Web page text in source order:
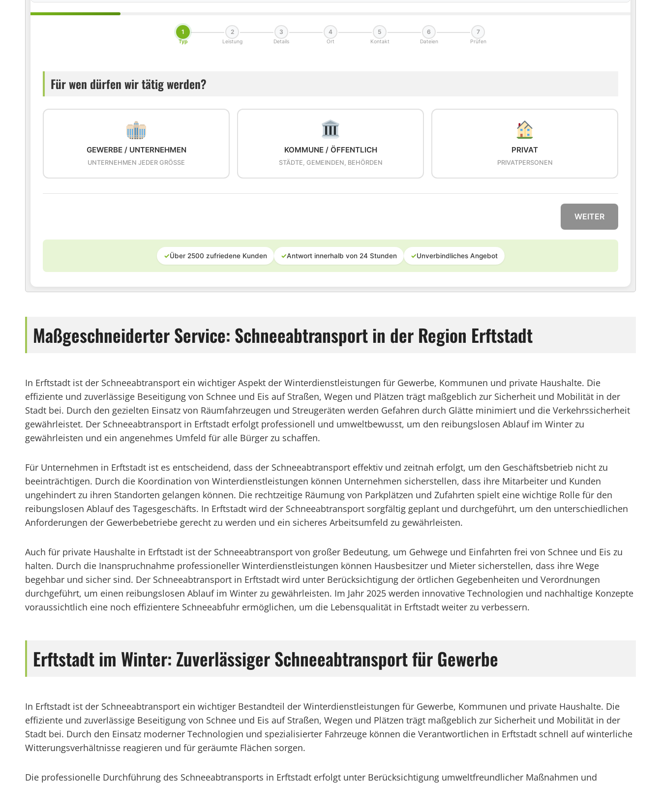
1
Typ
2
Leistung
3
Details
4
Ort
5
Kontakt
6
Dateien
7
Prüfen
Für wen dürfen wir tätig werden?
GEWERBE / UNTERNEHMEN
UNTERNEHMEN JEDER GRÖSSE
KOMMUNE / ÖFFENTLICH
STÄDTE, GEMEINDEN, BEHÖRDEN
PRIVAT
PRIVATPERSONEN
WEITER
✓Über 2500 zufriedene Kunden ✓Antwort innerhalb von 24 Stunden ✓Unverbindliches Angebot
Maßgeschneiderter Service: Schneeabtransport in der Region Erftstadt
In Erftstadt ist der Schneeabtransport ein wichtiger Aspekt der Winterdienstleistungen für Gewerbe, Kommunen und private Haushalte. Die
effiziente und zuverlässige Beseitigung von Schnee und Eis auf Straßen, Wegen und Plätzen trägt maßgeblich zur Sicherheit und Mobilität in der
Stadt bei. Durch den gezielten Einsatz von Räumfahrzeugen und Streugeräten werden Gefahren durch Glätte minimiert und die Verkehrssicherheit
gewährleistet. Der Schneeabtransport in Erftstadt erfolgt professionell und umweltbewusst, um den reibungslosen Ablauf im Winter zu
gewährleisten und ein angenehmes Umfeld für alle Bürger zu schaffen.
Für Unternehmen in Erftstadt ist es entscheidend, dass der Schneeabtransport effektiv und zeitnah erfolgt, um den Geschäftsbetrieb nicht zu
beeinträchtigen. Durch die Koordination von Winterdienstleistungen können Unternehmen sicherstellen, dass ihre Mitarbeiter und Kunden
ungehindert zu ihren Standorten gelangen können. Die rechtzeitige Räumung von Parkplätzen und Zufahrten spielt eine wichtige Rolle für den
reibungslosen Ablauf des Tagesgeschäfts. In Erftstadt wird der Schneeabtransport sorgfältig geplant und durchgeführt, um den unterschiedlichen
Anforderungen der Gewerbebetriebe gerecht zu werden und ein sicheres Arbeitsumfeld zu gewährleisten.
Auch für private Haushalte in Erftstadt ist der Schneeabtransport von großer Bedeutung, um Gehwege und Einfahrten frei von Schnee und Eis zu
halten. Durch die Inanspruchnahme professioneller Winterdienstleistungen können Hausbesitzer und Mieter sicherstellen, dass ihre Wege
begehbar und sicher sind. Der Schneeabtransport in Erftstadt wird unter Berücksichtigung der örtlichen Gegebenheiten und Verordnungen
durchgeführt, um einen reibungslosen Ablauf im Winter zu gewährleisten. Im Jahr 2025 werden innovative Technologien und nachhaltige Konzepte
voraussichtlich eine noch effizientere Schneeabfuhr ermöglichen, um die Lebensqualität in Erftstadt weiter zu verbessern.
Erftstadt im Winter: Zuverlässiger Schneeabtransport für Gewerbe
In Erftstadt ist der Schneeabtransport ein wichtiger Bestandteil der Winterdienstleistungen für Gewerbe, Kommunen und private Haushalte. Die
effiziente und zuverlässige Beseitigung von Schnee und Eis auf Straßen, Wegen und Plätzen trägt maßgeblich zur Sicherheit und Mobilität in der
Stadt bei. Durch den Einsatz moderner Technologien und spezialisierter Fahrzeuge können die Verantwortlichen in Erftstadt schnell auf winterliche
Witterungsverhältnisse reagieren und für geräumte Flächen sorgen.
Die professionelle Durchführung des Schneeabtransports in Erftstadt erfolgt unter Berücksichtigung umweltfreundlicher Maßnahmen und